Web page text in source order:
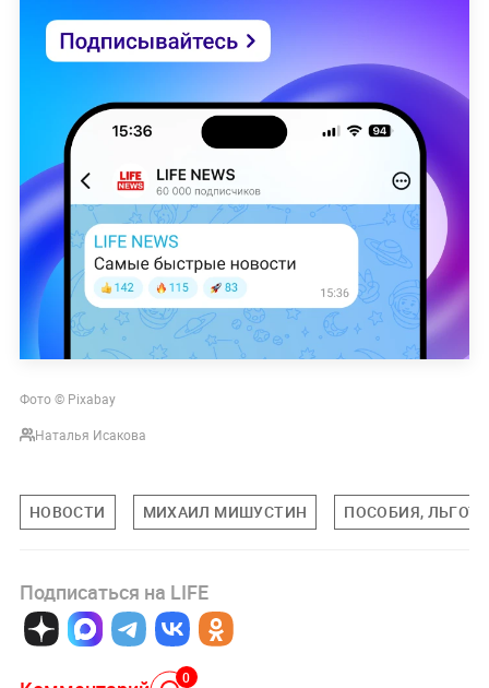
Фото © Pixabay
Наталья Исакова
НОВОСТИ МИХАИЛ МИШУСТИН ПОСОБИЯ,
Подписаться на LIFE
0